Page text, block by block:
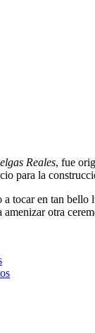
Reales, fue
para la
tocar en tan bello
otra